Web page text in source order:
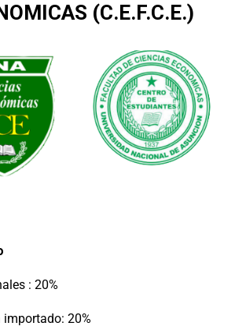
(C.E.F.C.E.)
: 20%
20%